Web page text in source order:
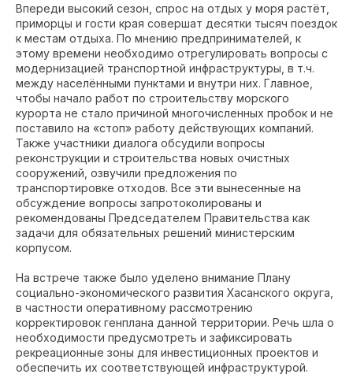
Впереди высокий сезон, спрос на отдых у моря растёт,
приморцы и гости края совершат десятки тысяч поездок
к местам отдыха. По мнению предпринимателей, к
этому времени необходимо отрегулировать вопросы с
модернизацией транспортной инфраструктуры, в т.ч.
между населёнными пунктами и внутри них. Главное,
чтобы начало работ по строительству морского
курорта не стало причиной многочисленных пробок и не
поставило на «стоп» работу действующих компаний.
Также участники диалога обсудили вопросы
реконструкции и строительства новых очистных
сооружений, озвучили предложения по
транспортировке отходов. Все эти вынесенные на
обсуждение вопросы запротоколированы и
рекомендованы Председателем Правительства как
задачи для обязательных решений министерским
корпусом.
На встрече также было уделено внимание Плану
социально-экономического развития Хасанского округа,
в частности оперативному рассмотрению
корректировок генплана данной территории. Речь шла о
необходимости предусмотреть и зафиксировать
рекреационные зоны для инвестиционных проектов и
обеспечить их соответствующей инфраструктурой.